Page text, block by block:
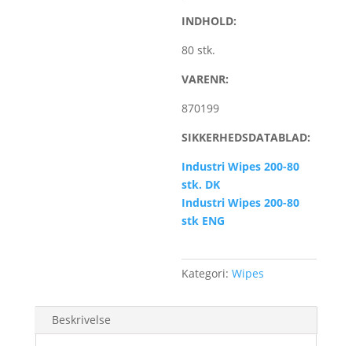
INDHOLD:
80 stk.
VARENR:
870199
SIKKERHEDSDATABLAD:
Industri Wipes 200-80
stk. DK
Industri Wipes 200-80
stk ENG
Kategori:Wipes
Beskrivelse